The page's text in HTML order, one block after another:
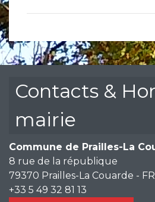
Contacts &
mairie
Commune de Prailles-La
8 rue de la république
79370 Prailles-La Couarde -
+33 5 49 32 81 13